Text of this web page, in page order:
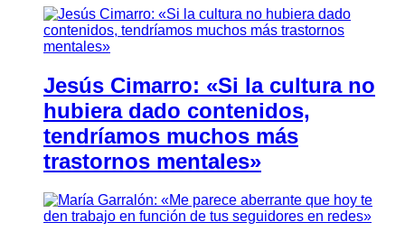
Jesús Cimarro: «Si la cultura no
hubiera dado contenidos,
tendríamos muchos más
trastornos mentales»